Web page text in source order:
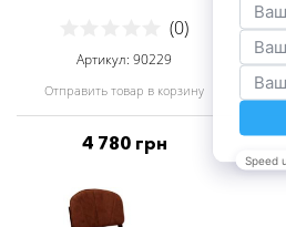
(0)
Артикул: 90229
Отправить товар в корзину
4 780 грн